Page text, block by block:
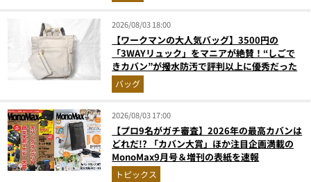
2026/08/03 18:00
【ワークマンの大人気バッグ】3500円の
「3WAYリュック」をマニアが絶賛！“しごで
きカバン”が撥水防汚で評判以上に優秀だった
バッグ
2026/08/03 17:00
【プロ9名がガチ審査】2026年の最高カバンは
どれだ!? 「カバン大賞」ほか注目企画満載の
MonoMax9月号＆増刊の表紙を速報
トピックス